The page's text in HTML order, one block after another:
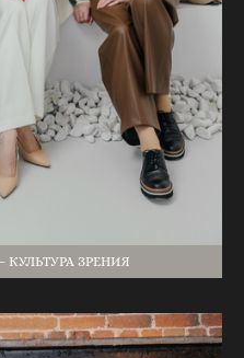
ЗРЕНИЯ